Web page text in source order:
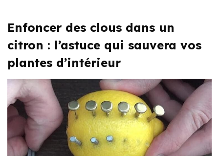
Enfoncer des clous dans un
citron : l’astuce qui sauvera vos
plantes d’intérieur